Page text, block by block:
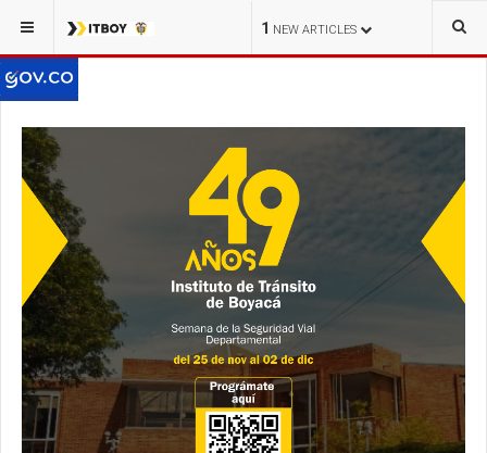
1 NEW ARTICLES